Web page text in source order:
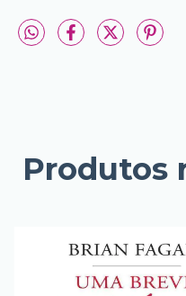
Produtos